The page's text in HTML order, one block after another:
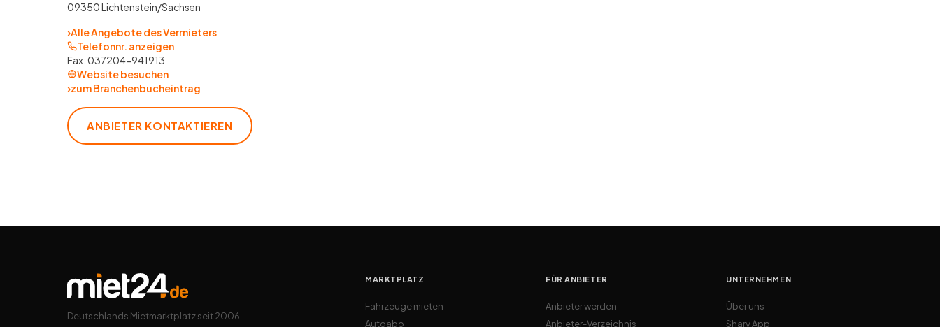
09350 Lichtenstein/Sachsen
›Alle Angebote des Vermieters
Telefonnr. anzeigen
Fax:037204-941913
Website besuchen
›zum Branchenbucheintrag
ANBIETER KONTAKTIEREN
Deutschlands Mietmarktplatz seit 2006.
MARKTPLATZ
Fahrzeuge mieten
Autoabo
FÜR ANBIETER
Anbieter werden
Anbieter-Verzeichnis
UNTERNEHMEN
Über uns
Shary App